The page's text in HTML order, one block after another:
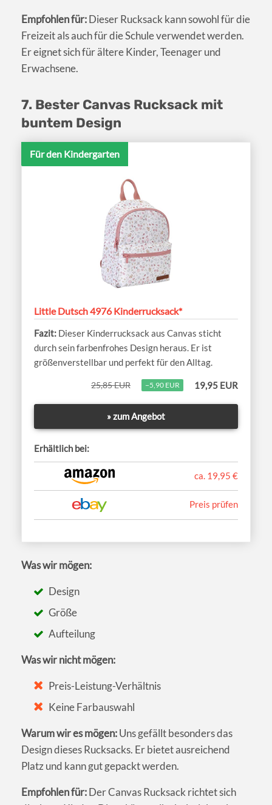
Empfohlen für:Dieser Rucksack kann sowohl für die
Freizeit als auch für die Schule verwendet werden.
Er eignet sich für ältere Kinder, Teenager und
Erwachsene.
7. Bester Canvas Rucksack mit
buntem Design
Für den Kindergarten
Little Dutsch 4976 Kinderrucksack*
Dieser Kinderrucksack aus Canvas sticht
durch sein farbenfrohes Design heraus. Er ist
größenverstellbar und perfekt für den Alltag.
25,85 EUR −5,90 EUR 19,95 EUR
» zum Angebot
Erhältlich bei:
ca. 19,95 €
Preis prüfen
Was wir mögen:
Design
Größe
Aufteilung
Was wir nicht mögen:
Preis-Leistung-Verhältnis
Keine Farbauswahl
Warum wir es mögen:Uns gefällt besonders das
Design dieses Rucksacks. Er bietet ausreichend
Platz und kann gut gepackt werden.
Empfohlen für:Der Canvas Rucksack richtet sich